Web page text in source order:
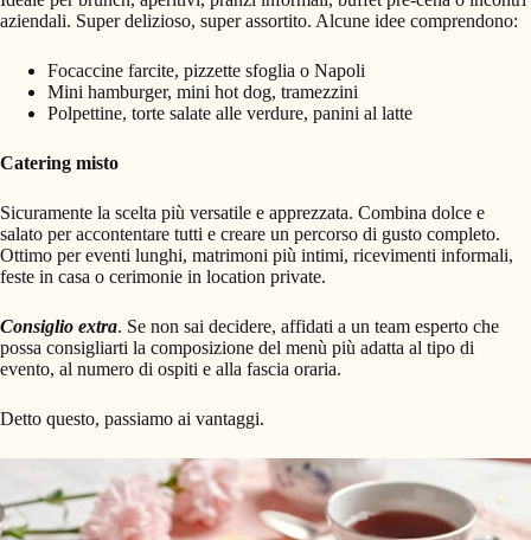
aziendali. Super delizioso, super assortito. Alcune idee comprendono:
Focaccine farcite, pizzette sfoglia o Napoli
Mini hamburger, mini hot dog, tramezzini
Polpettine, torte salate alle verdure, panini al latte
Catering misto
Sicuramente la scelta più versatile e apprezzata. Combina dolce e
salato per accontentare tutti e creare un percorso di gusto completo.
Ottimo per eventi lunghi, matrimoni più intimi, ricevimenti informali,
feste in casa o cerimonie in location private.
Consiglio extra. Se non sai decidere, affidati a un team esperto che
possa consigliarti la composizione del menù più adatta al tipo di
evento, al numero di ospiti e alla fascia oraria.
Detto questo, passiamo ai vantaggi.